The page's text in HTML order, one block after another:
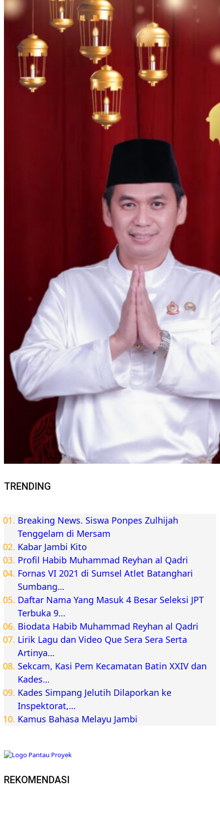
TRENDING
Breaking News. Siswa Ponpes Zulhijah
Tenggelam di Mersam
Kabar Jambi Kito
Profil Habib Muhammad Reyhan al Qadri
Fornas VI 2021 di Sumsel Atlet Batanghari
Sumbang…
Daftar Nama Yang Masuk 4 Besar Seleksi JPT
Terbuka 9…
Biodata Habib Muhammad Reyhan al Qadri
Lirik Lagu dan Video Que Sera Sera Serta
Artinya…
Sekcam, Kasi Pem Kecamatan Batin XXIV dan
Kades…
Kades Simpang Jelutih Dilaporkan ke
Inspektorat,…
Kamus Bahasa Melayu Jambi
REKOMENDASI